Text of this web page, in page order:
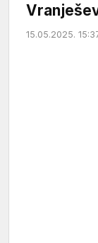
15.05.2025.